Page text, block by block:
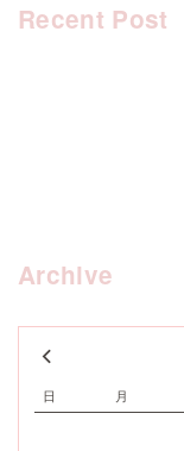
Recent Post
Archive
日 月